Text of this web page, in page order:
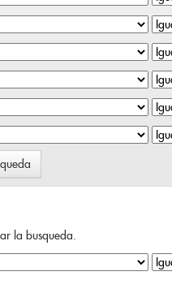
la busqueda.